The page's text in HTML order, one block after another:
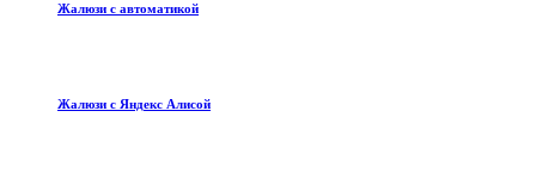
Жалюзи с автоматикой
Жалюзи с Яндекс Алисой